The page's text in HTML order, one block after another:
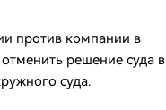
против компании в
решение суда в
суда.